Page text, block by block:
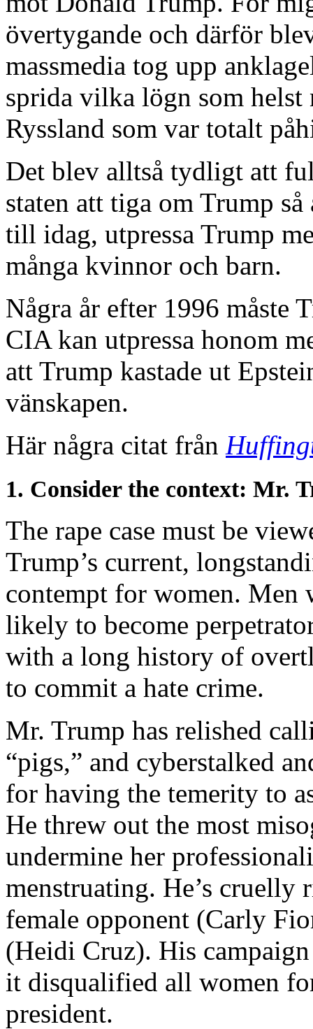
övertygande och därför
massmedia tog upp
sprida vilka lögn som
Ryssland som var totalt
Det blev alltså tydligt att
staten att tiga om Trump
till idag, utpressa Trump
många kvinnor och barn.
Några år efter 1996 måste
CIA kan utpressa honom
att Trump kastade ut
vänskapen.
Här några citat från
1. Consider the context: Mr.
The rape case must be
Trump’s current,
contempt for women. Men
likely to become
with a long history of
to commit a hate crime.
Mr. Trump has relished
“pigs,” and cyberstalked
for having the temerity to
He threw out the most
undermine her
menstruating. He’s cruelly
female opponent (Carly
(Heidi Cruz). His
it disqualified all women
president.